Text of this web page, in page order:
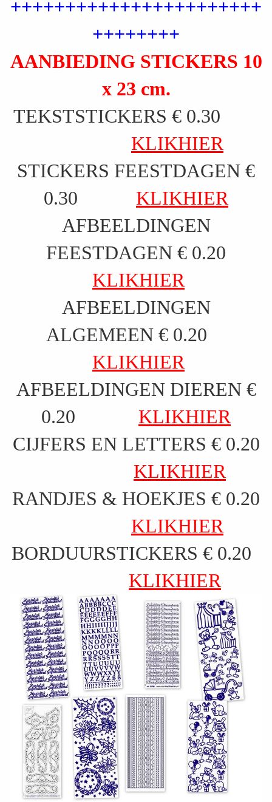
+++++++++++++++++++++++
++++++++
AANBIEDING STICKERS 10
x 23 cm.
TEKSTSTICKERS € 0.30
KLIKHIER
STICKERS FEESTDAGEN €
0.30 KLIKHIER
AFBEELDINGEN
FEESTDAGEN € 0.20
KLIKHIER
AFBEELDINGEN
ALGEMEEN € 0.20
KLIKHIER
AFBEELDINGEN DIEREN €
0.20
KLIKHIER
CIJFERS EN LETTERS € 0.20
KLIKHIER
RANDJES & HOEKJES € 0.20
KLIKHIER
BORDUURSTICKERS € 0.20
KLIKHIER